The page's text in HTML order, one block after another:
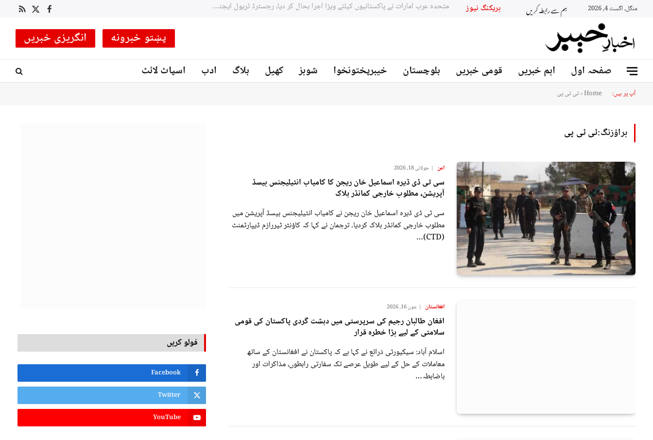
منگل, اگست 4, 2026 ہم سے رابطہ کریں بریکنگ نیوز Facebook
X
RSS
پښتو خبرونه انگریزی خبریں
صفحہ اول اہم خبریں قومی خبریں بلوچستان خیبرپختونخوا شوبز کھیل بلاگ ادب اسپاٹ لائٹ
آپ پر ہیں: Home
»ٹی ٹی پی
براؤزنگ:ٹی ٹی پی
امن جولائی 18, 2026
سی ٹی ڈی ڈیرہ اسماعیل خان ریجن کا کامیاب انٹیلیجنس بیسڈ
آپریشن، مطلوب خارجی کمانڈر ہلاک
سی ٹی ڈی ڈیرہ اسماعیل خان ریجن نے کامیاب انٹیلیجنس بیسڈ آپریشن میں
مطلوب خارجی کمانڈر ہلاک کردیا۔ ترجمان نے کہا کہ کاؤنٹر ٹیررازم ڈیپارٹمنٹ
(CTD)…
افغانستان جون 16, 2026
افغان طالبان رجیم کی سرپرستی میں دہشت گردی پاکستان کی قومی
سلامتی کے لیے بڑا خطرہ قرار
اسلام آباد: سیکیورٹی ذرائع نے کہا ہے کہ پاکستان نے افغانستان کے ساتھ
معاملات کے حل کے لیے طویل عرصے تک سفارتی رابطوں، مذاکرات اور
باضابطہ…
فولو کریں
Facebook
Twitter
YouTube